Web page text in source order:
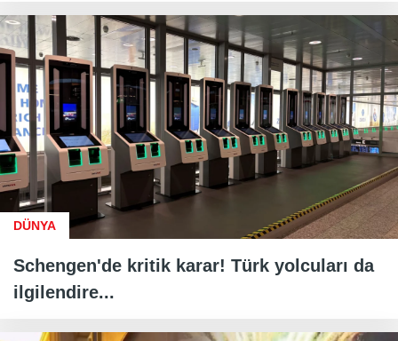
DÜNYA
Schengen'de kritik karar! Türk yolcuları da
ilgilendire...